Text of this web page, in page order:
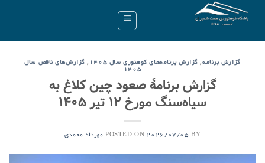
گزارش برنامه, گزارش برنامه‌های کوهنوری سال ۱۴۰۵ , گزارش‌های ناقص سال
۱۴۰۵
گزارش برنامۀ صعود چین کلاغ به
سیاه‌سنگ مورخ ۱۲ تیر ۱۴۰۵
POSTED ON 2026/07/05 BY مهرداد محمدی